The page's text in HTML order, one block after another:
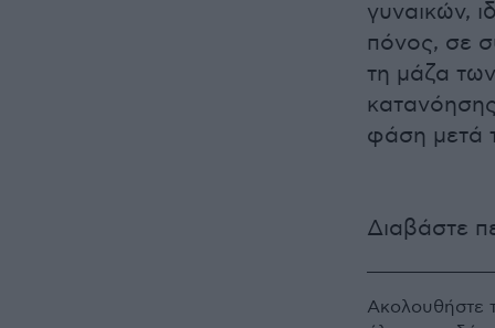
γυναικών,
πόνος, σε
τη μάζα
φάση μετά
Διαβάστε
Ακολουθήστε